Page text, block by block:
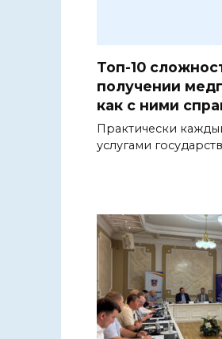
Топ-10
получении
как с ними
Практически
услугами